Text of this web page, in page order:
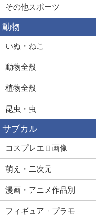
その他スポーツ
動物
いぬ・ねこ
動物全般
植物全般
昆虫・虫
サブカル
コスプレエロ画像
萌え・二次元
漫画・アニメ作品別
フィギュア・プラモ